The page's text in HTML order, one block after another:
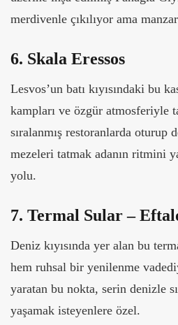
merdivenle çıkılıyor ama
6. Skala Eressos
Lesvos’un batı kıyısındaki bu
kampları ve özgür atmosferiyle
sıralanmış restoranlarda oturup
mezeleri tatmak adanın ritmini
yolu.
7. Termal Sular –
Deniz kıyısında yer alan bu
hem ruhsal bir yenilenme
yaratan bu nokta, serin denizle
yaşamak isteyenlere özel.